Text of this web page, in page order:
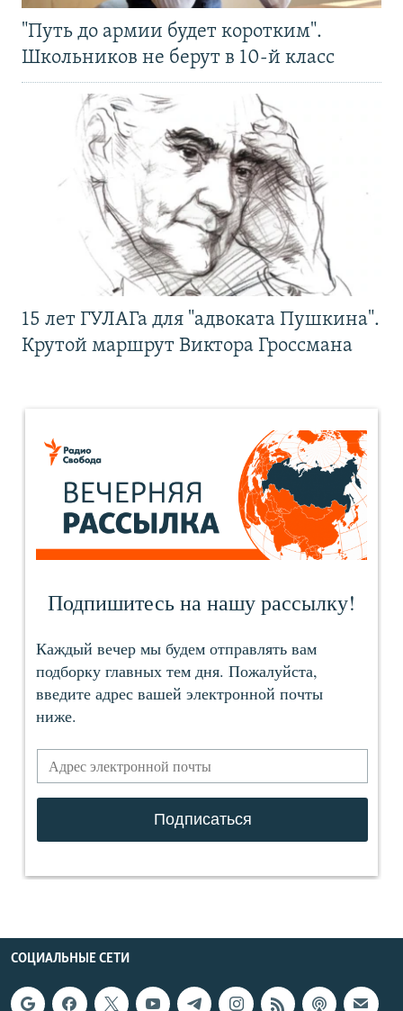
"Путь до армии будет коротким".
Школьников не берут в 10-й класс
15 лет ГУЛАГа для "адвоката Пушкина".
Крутой маршрут Виктора Гроссмана
СОЦИАЛЬНЫЕ СЕТИ